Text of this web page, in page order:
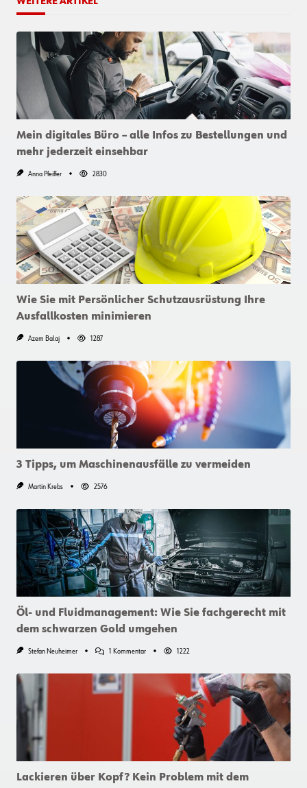
Mein digitales Büro – alle Infos zu Bestellungen und
mehr jederzeit einsehbar
Anna Pfeiffer 2830
Wie Sie mit Persönlicher Schutzausrüstung Ihre
Ausfallkosten minimieren
Azem Balaj 1287
3 Tipps, um Maschinenausfälle zu vermeiden
Martin Krebs 2576
Öl- und Fluidmanagement: Wie Sie fachgerecht mit
dem schwarzen Gold umgehen
Stefan Neuheimer 1 KommentarZu
Fluidmanagement:
Fachgerecht
1222
Lackieren über Kopf? Kein Problem mit dem